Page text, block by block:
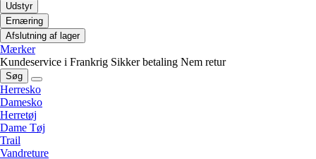
Udstyr
Ernæring
Afslutning af lager
Mærker
Kundeservice i Frankrig Sikker betaling Nem retur
Søg
Herresko
Damesko
Herretøj
Dame Tøj
Trail
Vandreture